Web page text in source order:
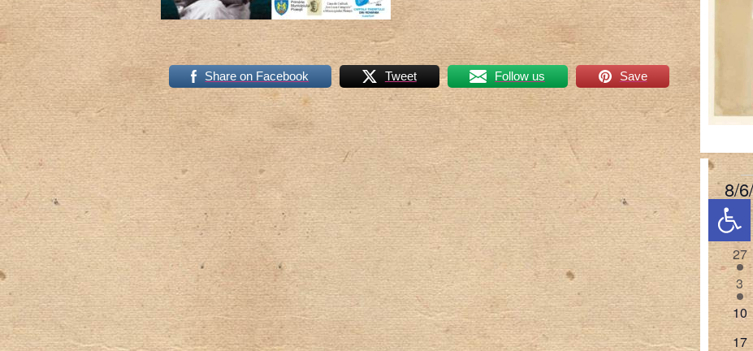
Share on Facebook Tweet Follow us Save